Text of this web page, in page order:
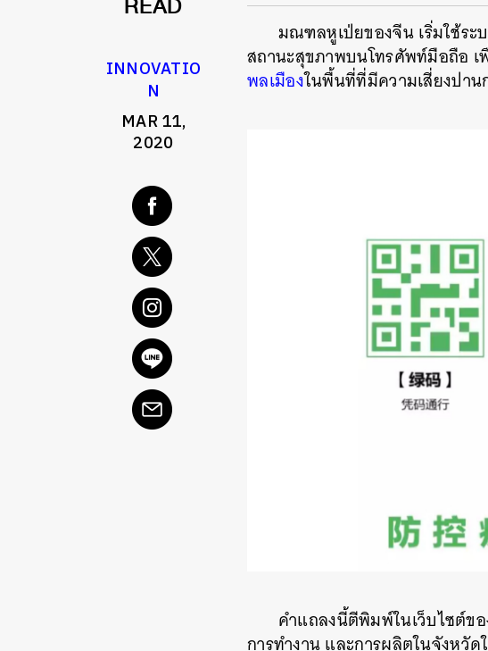
READ
INNOVATIO
N
MAR 11,
2020
มณฑลหูเป่ยของจีน เริ่มใช้ระ
สถานะสุขภาพบนโทรศัพท์มือถือ เ
พลเมืองในพื้นที่ที่มีความเสี่ยงปาน
คำแถลงนี้ตีพิมพ์ในเว็บไซต์ขอ
การทำงาน และการผลิตในจังหวั